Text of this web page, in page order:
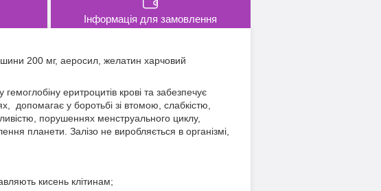
Інформація для замовлення
200 мг, аеросил, желатин харчовий
еритроцитів крові та забезпечує
допомагає у боротьбі зі втомою, слабкістю,
порушеннях менструального циклу,
планети. Залізо не виробляється в організмі,
кисень клітинам;